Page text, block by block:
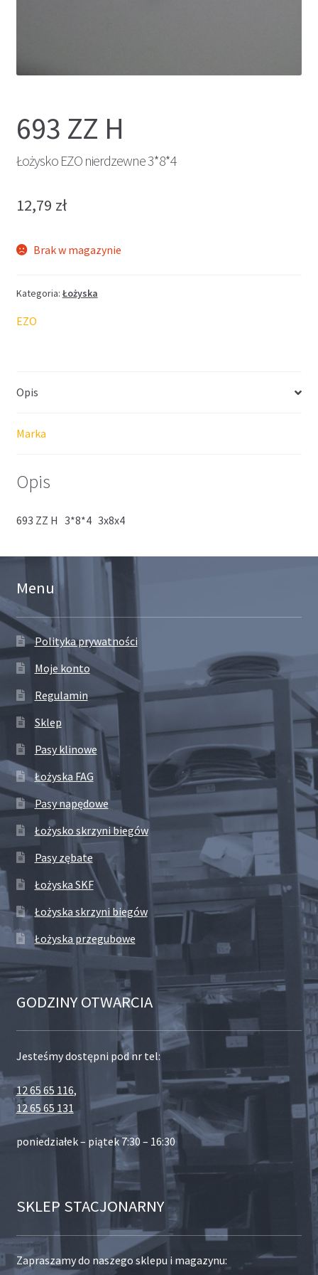
693 ZZ H
Łożysko EZO nierdzewne 3*8*4
12,79 zł
Brak w magazynie
Kategoria: Łożyska
EZO
Opis
Marka
Opis
693 ZZ H 3*8*4 3x8x4
Menu
Polityka prywatności
Moje konto
Regulamin
Sklep
Pasy klinowe
Łożyska FAG
Pasy napędowe
Łożysko skrzyni biegów
Pasy zębate
Łożyska SKF
Łożyska skrzyni biegów
Łożyska przegubowe
GODZINY OTWARCIA
Jesteśmy dostępni pod nr tel:
12 65 65 116,
12 65 65 131
poniedziałek – piątek 7:30 – 16:30
SKLEP STACJONARNY
Zapraszamy do naszego sklepu i magazynu: